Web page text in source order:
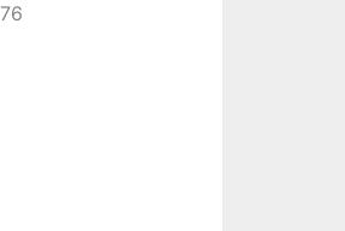
76